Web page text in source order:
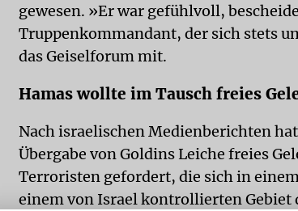
gewesen. »Er war gefühlvoll,
Truppenkommandant, der sich stets
das Geiselforum mit.
Hamas wollte im Tausch freies
Nach israelischen Medienberichten
Übergabe von Goldins Leiche freies
Terroristen gefordert, die sich in
einem von Israel kontrollierten Gebiet